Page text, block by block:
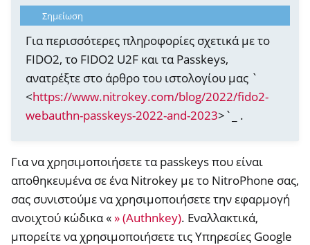
navigation of U2F
navigation of TOTP
navigation of Κάρτα OpenPGP
Σημείωση
Για περισσότερες πληροφορίες σχετικά με το
FIDO2, το FIDO2 U2F και τα Passkeys,
ανατρέξτε στο άρθρο του ιστολογίου μας `
<https://www.nitrokey.com/blog/2022/fido2-
webauthn-passkeys-2022-and-2023>`_ .
Για να χρησιμοποιήσετε τα passkeys που είναι
αποθηκευμένα σε ένα Nitrokey με το NitroPhone σας,
σας συνιστούμε να χρησιμοποιήσετε την εφαρμογή
ανοιχτού κώδικα «» (Authnkey). Εναλλακτικά,
μπορείτε να χρησιμοποιήσετε τις Υπηρεσίες Google